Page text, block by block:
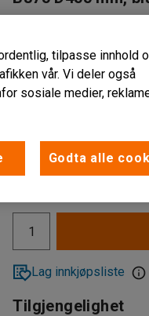
For lett tilgjengelig
Gir god oversikt
Ekstra arbeidsflate
1 435,-
Lag innkjøpsliste
Tilgjengelighet
tilpasse innhold
vår. Vi deler også
sosiale medier,
Godta alle